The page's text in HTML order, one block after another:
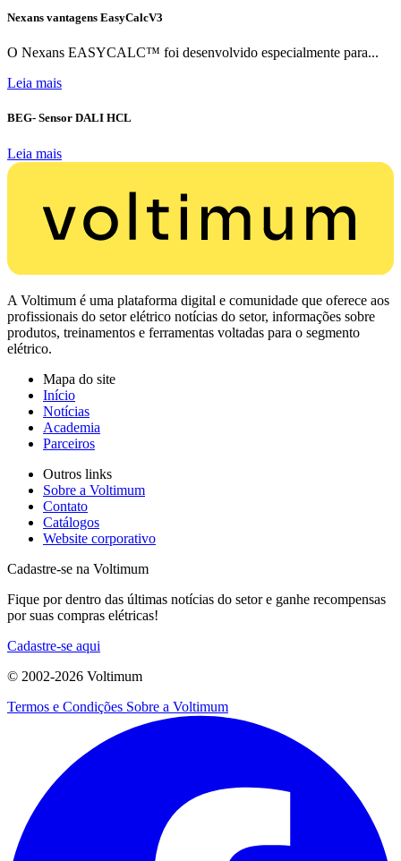
Nexans vantagens EasyCalcV3
O Nexans EASYCALC™ foi desenvolvido especialmente para...
Leia mais
BEG- Sensor DALI HCL
Leia mais
A Voltimum é uma plataforma digital e comunidade que oferece aos
profissionais do setor elétrico notícias do setor, informações sobre
produtos, treinamentos e ferramentas voltadas para o segmento
elétrico.
Mapa do site
Início
Notícias
Academia
Parceiros
Outros links
Sobre a Voltimum
Contato
Catálogos
Website corporativo
Cadastre-se na Voltimum
Fique por dentro das últimas notícias do setor e ganhe recompensas
por suas compras elétricas!
Cadastre-se aqui
© 2002-2026 Voltimum
Termos e Condições Sobre a Voltimum